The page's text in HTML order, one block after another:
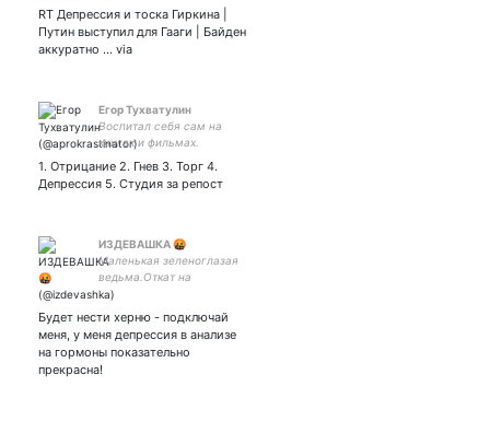
RT Депрессия и тоска Гиркина |
Путин выступил для Гааги | Байден
аккуратно ... via
Егор Тухватулин
Воспитал себя сам на
книгах и фильмах.
плохие книги и фильмы.
1. Отрицание 2. Гнев 3. Торг 4.
Депрессия 5. Студия за репост
ИЗДЕВАШКА 🤬
Маленькая зеленоглазая
ведьма.Откат на
откате,детка. Люблю всё
ездить на дохлых лошадях.
Рекуррентное
депрессивное
расстройство
Будет нести херню - подключай
меня, у меня депрессия в анализе
на гормоны показательно
прекрасна!